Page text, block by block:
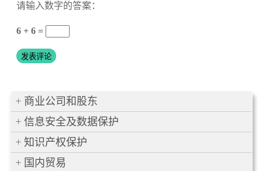
请输入数字的答案：
6 + 6 =
商业公司和股东
信息安全及数据保护
知识产权保护
国内贸易